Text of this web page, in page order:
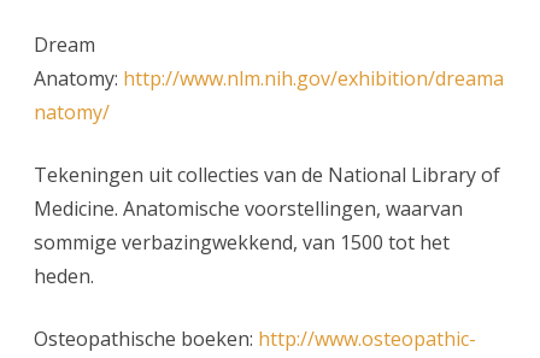
Dream
Anatomy: http://www.nlm.nih.gov/exhibition/dreama
natomy/
Tekeningen uit collecties van de National Library of
Medicine. Anatomische voorstellingen, waarvan
sommige verbazingwekkend, van 1500 tot het
heden.
Osteopathische boeken: http://www.osteopathic-